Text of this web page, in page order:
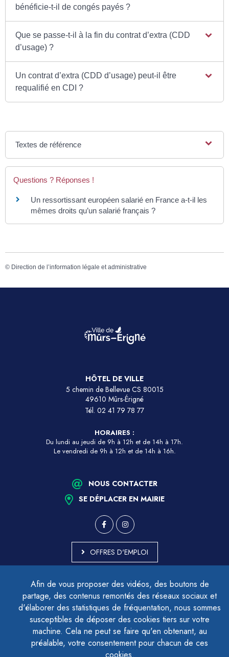
Afin de vous proposer des vidéos, des boutons de
partage, des contenus remontés des réseaux sociaux et
d'élaborer des statistiques de fréquentation, nous sommes
susceptibles de déposer des cookies tiers sur votre
machine. Cela ne peut se faire qu'en obtenant, au
préalable, votre consentement pour chacun de ces
bénéficie-t-il de congés payés ?
Que se passe-t-il à la fin du contrat d’extra (CDD
d’usage) ?
Un contrat d’extra (CDD d’usage) peut-il être
requalifié en CDI ?
Textes de référence
Questions ? Réponses !
Un ressortissant européen salarié en France a-t-il les
mêmes droits qu’un salarié français ?
© Direction de l’information légale et administrative
HÔTEL DE VILLE
5 chemin de Bellevue CS 80015
49610 Mûrs-Érigné
Tél. 02 41 79 78 77
HORAIRES :
Du lundi au jeudi de 9h à 12h et de 14h à 17h.
Le vendredi de 9h à 12h et de 14h à 16h.
NOUS CONTACTER
SE DÉPLACER EN MAIRIE
OFFRES D'EMPLOI
ACCESSIBILITÉ - PARTIELLEMENT CONFORME
PLAN DU SITE
MENTIONS LÉGALES
CONTACTER LE DÉLÉGUÉ À LA PROTECTION DES DONNÉES
GESTION DES COOKIES